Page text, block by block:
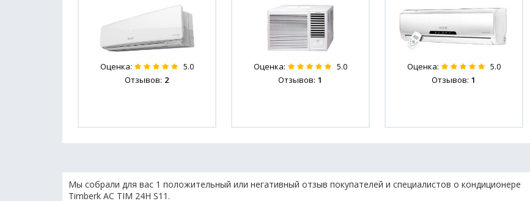
Оценка: 5.0
Отзывов: 2
Оценка: 5.0
Отзывов: 1
Оценка: 5.0
Отзывов: 1
Мы собрали для вас 1 положительный или негативный отзыв покупателей и специалистов о кондиционере
Timberk AC TIM 24H S11.